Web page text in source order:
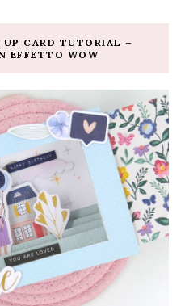
UP CARD TUTORIAL –
EFFETTO WOW